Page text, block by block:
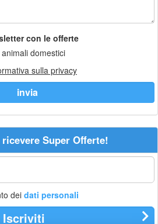
con le offerte
domestici
sulla privacy
Super Offerte!
dei dati personali
Iscriviti